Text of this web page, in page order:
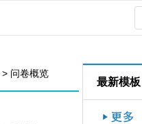
> 问卷概览
最新模板